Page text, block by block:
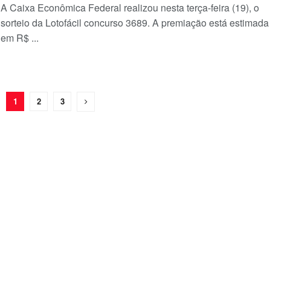
A Caixa Econômica Federal realizou nesta terça-feira (19), o
sorteio da Lotofácil concurso 3689. A premiação está estimada
em R$ ...
1 2 3